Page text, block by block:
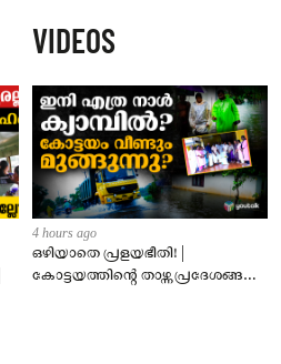
പ്രതി റിമാൻഡിൽ
VIDEOS
4 hours ago
ഒഴിയാതെ പ്രളയഭീതി! |
കോട്ടയത്തിന്റെ താഴ്ന്ന പ്രദേശങ്ങൾ